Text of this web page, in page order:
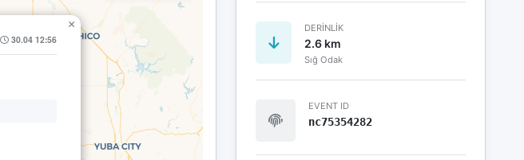
30.04 12:56
× DERINLIK
2.6 km
Sığ Odak
EVENT ID
nc75354282